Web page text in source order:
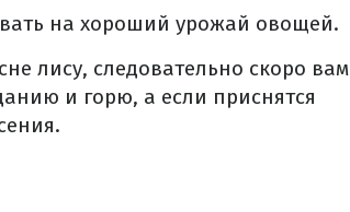
на хороший урожай овощей.
лису, следовательно скоро вам
и горю, а если приснятся